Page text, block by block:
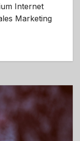
Internet
Marketing